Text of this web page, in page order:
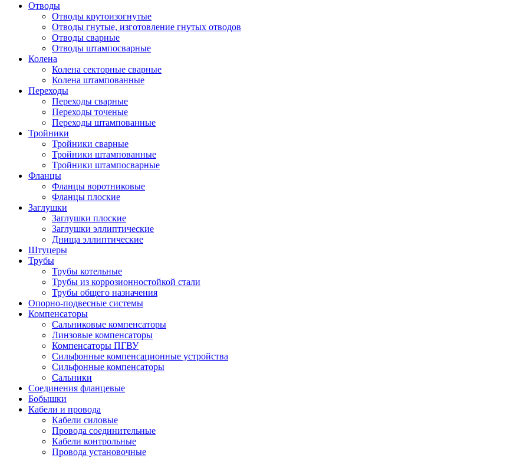
Отводы
Отводы крутоизогнутые
Отводы гнутые, изготовление гнутых отводов
Отводы сварные
Отводы штампосварные
Колена
Колена секторные сварные
Колена штампованные
Переходы
Переходы сварные
Переходы точеные
Переходы штампованные
Тройники
Тройники сварные
Тройники штампованные
Тройники штампосварные
Фланцы
Фланцы воротниковые
Фланцы плоские
Заглушки
Заглушки плоские
Заглушки эллиптические
Днища эллиптические
Штуцеры
Трубы
Трубы котельные
Трубы из коррозионностойкой стали
Трубы общего назначения
Опорно-подвесные системы
Компенсаторы
Сальниковые компенсаторы
Линзовые компенсаторы
Компенсаторы ПГВУ
Сильфонные компенсационные устройства
Сильфонные компенсаторы
Сальники
Соединения фланцевые
Бобышки
Кабели и провода
Кабели силовые
Провода соединительные
Кабели контрольные
Провода установочные